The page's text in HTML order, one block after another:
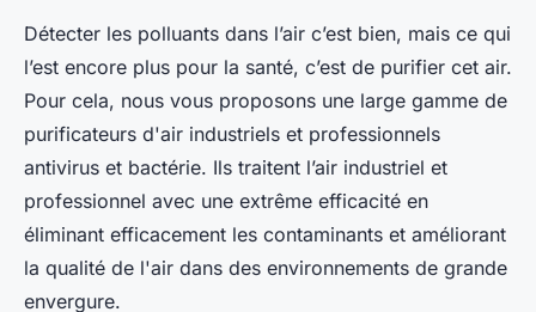
Détecter les polluants dans l’air c’est bien, mais ce qui
l’est encore plus pour la santé, c’est de purifier cet air.
Pour cela, nous vous proposons une large gamme de
purificateurs d'air industriels et professionnels
antivirus et bactérie. Ils traitent l’air industriel et
professionnel avec une extrême efficacité en
éliminant efficacement les contaminants et améliorant
la qualité de l'air dans des environnements de grande
envergure.